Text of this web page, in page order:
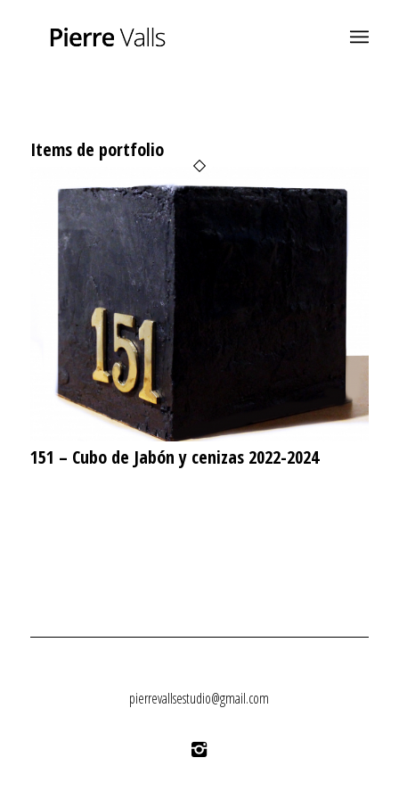
Items de portfolio
151 – Cubo de Jabón y cenizas 2022-2024
pierrevallsestudio@gmail.com